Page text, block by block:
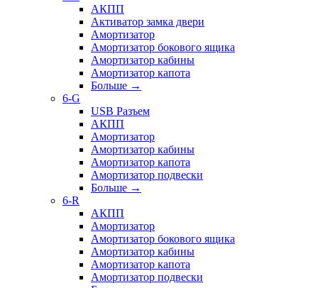
АКПП
Активатор замка двери
Амортизатор
Амортизатор бокового ящика
Амортизатор кабины
Амортизатор капота
Больше →
6-G
USB Разъем
АКПП
Амортизатор
Амортизатор кабины
Амортизатор капота
Амортизатор подвески
Больше →
6-R
АКПП
Амортизатор
Амортизатор бокового ящика
Амортизатор кабины
Амортизатор капота
Амортизатор подвески